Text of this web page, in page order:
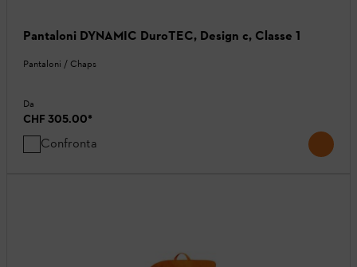
Pantaloni DYNAMIC DuroTEC, Design c, Classe 1
Pantaloni / Chaps
Da
CHF 305.00*
Confronta